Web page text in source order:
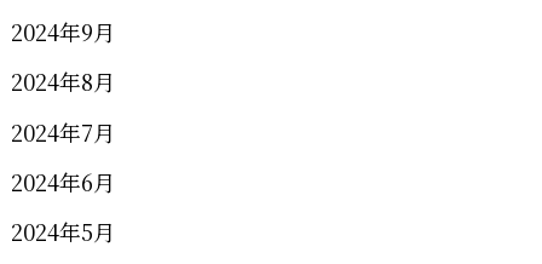
2024年9月
2024年8月
2024年7月
2024年6月
2024年5月